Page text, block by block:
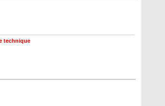
technique